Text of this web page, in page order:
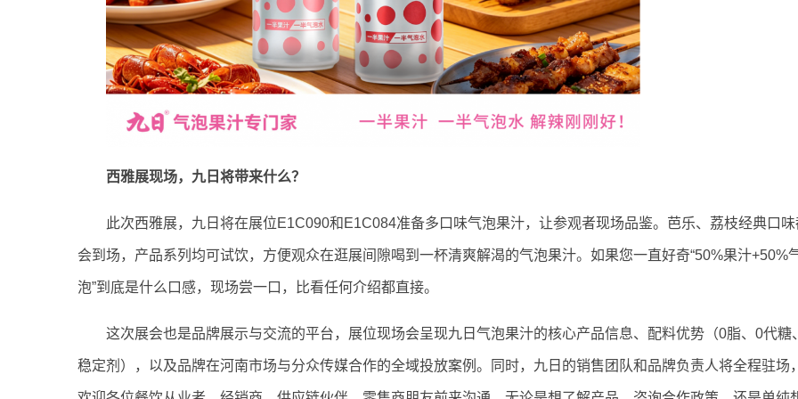
西雅展现场，九日将带来什么？
此次西雅展，九日将在展位E1C090和E1C084准备多口味气泡果汁，让参观者现场品鉴。芭乐、荔枝经典口味
会到场，产品系列均可试饮，方便观众在逛展间隙喝到一杯清爽解渴的气泡果汁。如果您一直好奇“50%果汁+50%
泡”到底是什么口感，现场尝一口，比看任何介绍都直接。
这次展会也是品牌展示与交流的平台，展位现场会呈现九日气泡果汁的核心产品信息、配料优势（0脂、0代糖
稳定剂），以及品牌在河南市场与分众传媒合作的全域投放案例。同时，九日的销售团队和品牌负责人将全程驻场，